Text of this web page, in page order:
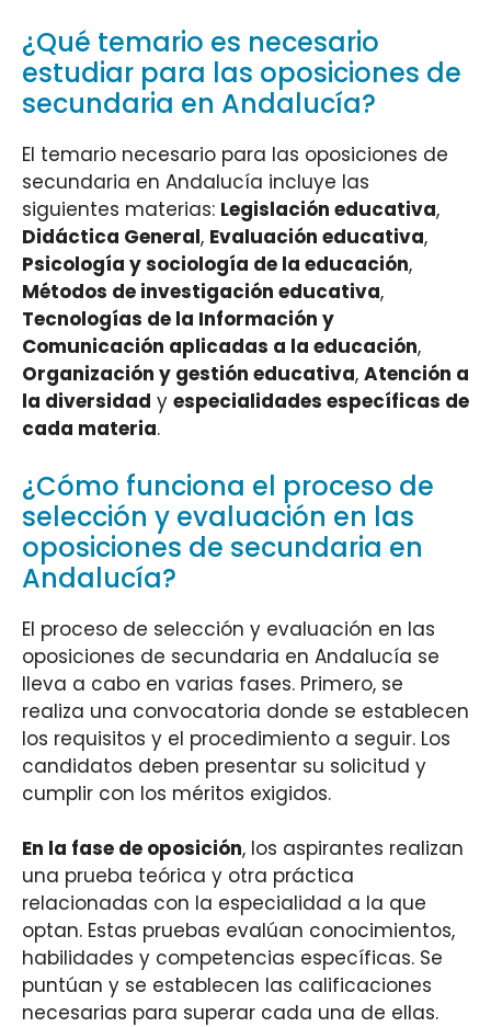
¿Qué temario es necesario
estudiar para las oposiciones de
secundaria en Andalucía?
El temario necesario para las oposiciones de
secundaria en Andalucía incluye las
siguientes materias: Legislación educativa,
Didáctica General, Evaluación educativa,
Psicología y sociología de la educación,
Métodos de investigación educativa,
Tecnologías de la Información y
Comunicación aplicadas a la educación,
Organización y gestión educativa, Atención a
la diversidad y especialidades específicas de
cada materia.
¿Cómo funciona el proceso de
selección y evaluación en las
oposiciones de secundaria en
Andalucía?
El proceso de selección y evaluación en las
oposiciones de secundaria en Andalucía se
lleva a cabo en varias fases. Primero, se
realiza una convocatoria donde se establecen
los requisitos y el procedimiento a seguir. Los
candidatos deben presentar su solicitud y
cumplir con los méritos exigidos.
En la fase de oposición, los aspirantes realizan
una prueba teórica y otra práctica
relacionadas con la especialidad a la que
optan. Estas pruebas evalúan conocimientos,
habilidades y competencias específicas. Se
puntúan y se establecen las calificaciones
necesarias para superar cada una de ellas.